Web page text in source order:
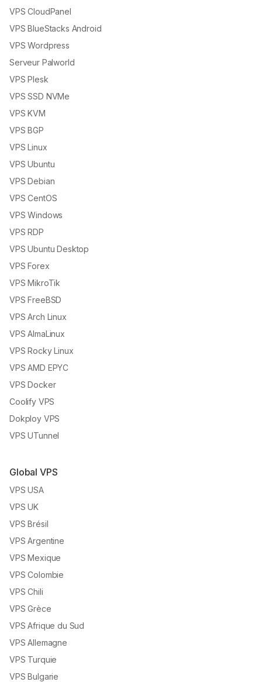
VPS CloudPanel
VPS BlueStacks Android
VPS Wordpress
Serveur Palworld
VPS Plesk
VPS SSD NVMe
VPS KVM
VPS BGP
VPS Linux
VPS Ubuntu
VPS Debian
VPS CentOS
VPS Windows
VPS RDP
VPS Ubuntu Desktop
VPS Forex
VPS MikroTik
VPS FreeBSD
VPS Arch Linux
VPS AlmaLinux
VPS Rocky Linux
VPS AMD EPYC
VPS Docker
Coolify VPS
Dokploy VPS
VPS UTunnel
Global VPS
VPS USA
VPS UK
VPS Brésil
VPS Argentine
VPS Mexique
VPS Colombie
VPS Chili
VPS Grèce
VPS Afrique du Sud
VPS Allemagne
VPS Turquie
VPS Bulgarie